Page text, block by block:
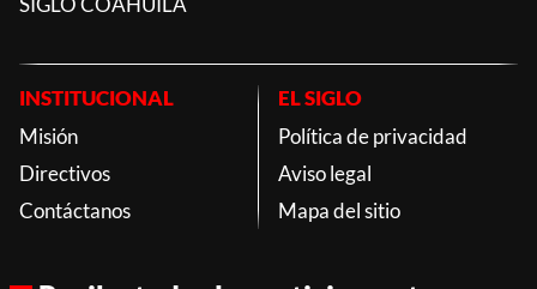
INSTITUCIONAL
Misión
Directivos
Contáctanos
EL SIGLO
Política de privacidad
Aviso legal
Mapa del sitio